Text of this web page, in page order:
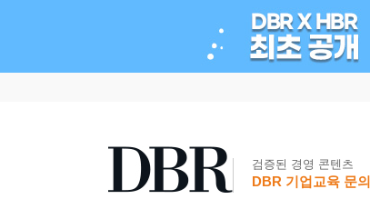
검증된 경영 콘텐츠
DBR 기업교육 문의